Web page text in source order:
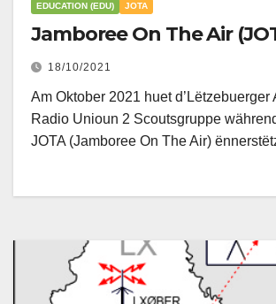
EDUCATION (EDU) JOTA
Jamboree On The Air
18/10/2021
Am Oktober 2021 huet d’Lëtzebuerger
Radio Unioun 2 Scoutsgruppe
JOTA (Jamboree On The Air)